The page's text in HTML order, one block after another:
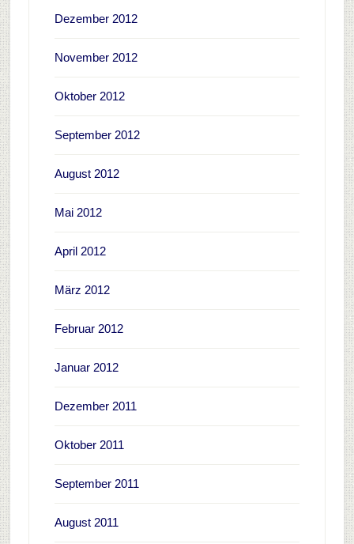
Dezember 2012
November 2012
Oktober 2012
September 2012
August 2012
Mai 2012
April 2012
März 2012
Februar 2012
Januar 2012
Dezember 2011
Oktober 2011
September 2011
August 2011